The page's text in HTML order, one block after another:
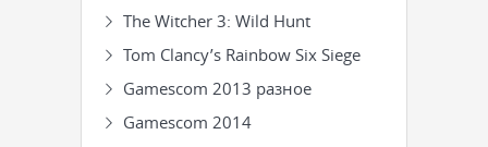
The Witcher 3: Wild Hunt
Tom Clancy’s Rainbow Six Siege
Gamescom 2013 разное
Gamescom 2014